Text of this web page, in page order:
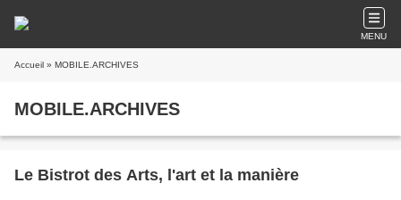
MENU
Accueil » MOBILE.ARCHIVES
MOBILE.ARCHIVES
Le Bistrot des Arts, l'art et la manière